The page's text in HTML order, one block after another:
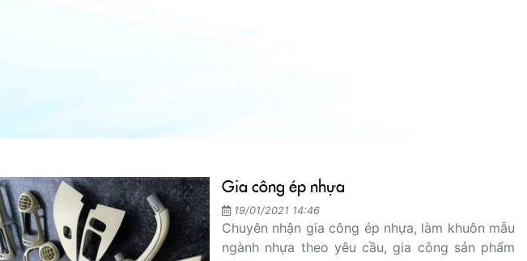
Gia công ép nhựa
19/01/2021 14:46
Chuyên nhận gia công ép nhựa, làm khuôn mẫu
ngành nhựa theo yêu cầu, gia công sản phẩm